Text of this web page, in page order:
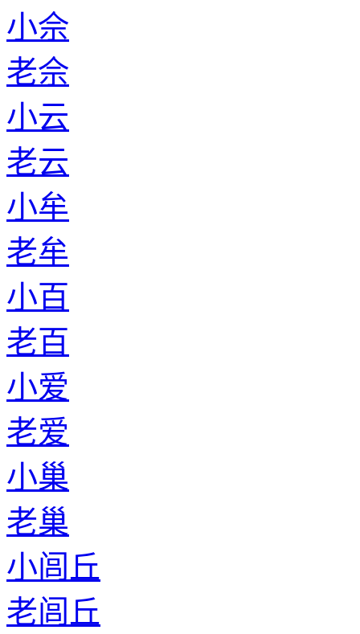
小佘
老佘
小云
老云
小牟
老牟
小百
老百
小爱
老爱
小巢
老巢
小闾丘
老闾丘